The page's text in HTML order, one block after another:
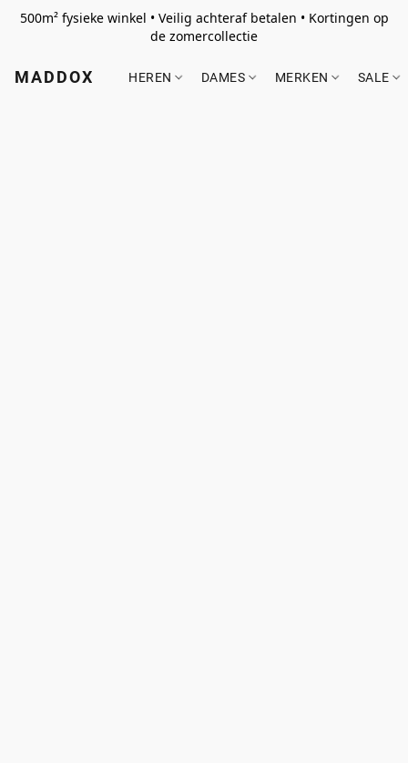
500m² fysieke winkel • Veilig achteraf betalen • Kortingen op
de zomercollectie
MADDOX HEREN DAMES MERKEN SALE